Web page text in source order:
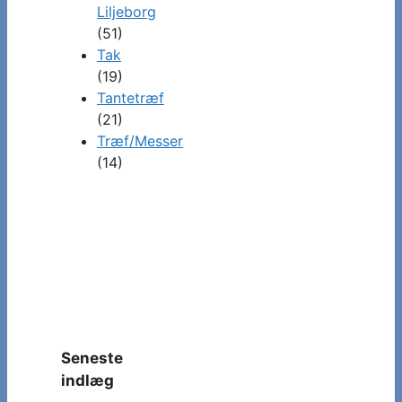
Liljeborg
(51)
Tak
(19)
Tantetræf
(21)
Træf/Messer
(14)
Seneste
indlæg